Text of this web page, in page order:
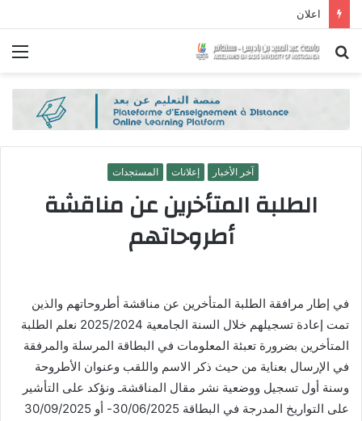
اعلان
بحث
آخر الأخبار إعلانات المستجدات
الطلبة المتأخرين عن مناقشة
أطروحاتهم
في إطار مرافقة الطلبة المتأخرين عن مناقشة أطروحاتهم والذين
تمت إعادة تسجيلهم خلال السنة الجامعية 2025/2024 نعلم الطلبة
المتأخرين بضرورة تعبئة المعلومات في البطاقة المرسلة والمرفقة
في الإرسال بعناية من حيث ذكر الاسم واللقب وعنوان الأطروحة
وسنة أول تسجيل ووضعية نشر مقال المناقشةـ ونؤكد على التأشير
على التواريخ المدرجة في البطاقة 30/06/2025- أو 30/09/2025